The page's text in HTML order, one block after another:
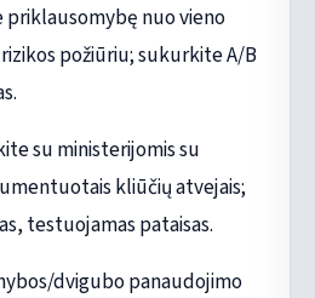
nuo vieno
požiūriu; sukurkite A/B
su ministerijomis su
kliūčių atvejais;
testuojamas pataisas.
dvigubo panaudojimo